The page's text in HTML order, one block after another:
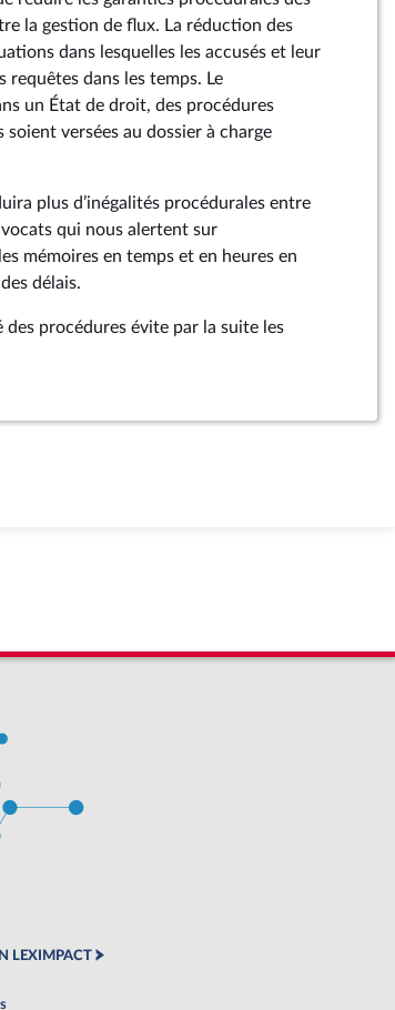
la gestion de flux. La réduction des
dans lesquelles les accusés et leur
requêtes dans les temps. Le
un État de droit, des procédures
soient versées au dossier à charge
plus d’inégalités procédurales entre
qui nous alertent sur
mémoires en temps et en heures en
délais.
procédures évite par la suite les
LEXIMPACT